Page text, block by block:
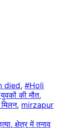
died, #Holi
की मौत,
मिलन, mirzapur
क्षेत्र में तनाव